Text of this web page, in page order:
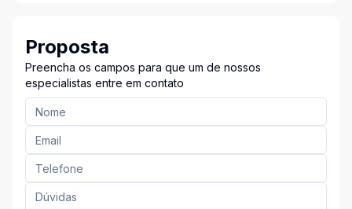
Proposta
Preencha os campos para que um de nossos
especialistas entre em contato